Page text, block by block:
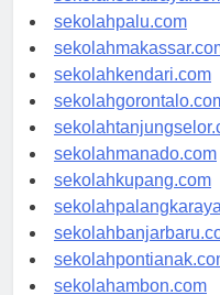
sekolahsurabaya.com
sekolahpalu.com
sekolahmakassar.com
sekolahkendari.com
sekolahmanado.com
sekolahkupang.com
sekolahpontianak.com